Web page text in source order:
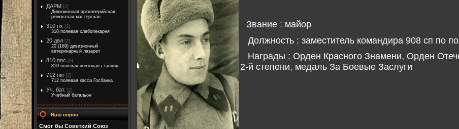
ДАРМ [2]
Дивизионная артиллерийская
ремонтная мастерская
310 пх [1]
310 полевая хлебопекарня
20 двл [2]
20 (169) дивизионный
ветеринарный лазарет
810 ппс [0]
810 полевая почтовая станция
712 пкг [0]
712 полевая касса Госбанка
Уч. бат. [1]
Учебный батальон
Наш опрос
Смог бы Советкий Союз
Звание : майор
Должность : заместитель командира 908 сп по
Награды : Орден Красного Знамени, Орден
2-й степени, медаль За Боевые Заслуги